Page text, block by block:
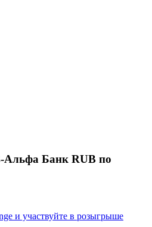
Банк RUB по
и участвуйте в розыгрыше